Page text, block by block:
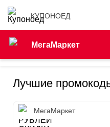
КУПОНОЕД
МегаМаркет
Лучшие
500
РУБЛЕЙ
МегаМаркет